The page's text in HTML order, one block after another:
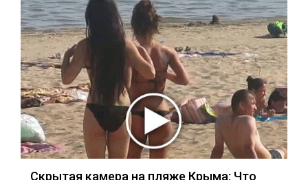
Скрытая камера на пляже Крыма: Что